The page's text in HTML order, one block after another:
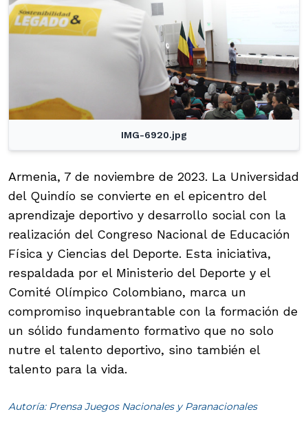
IMG-6920.jpg
Armenia, 7 de noviembre de 2023. La Universidad
del Quindío se convierte en el epicentro del
aprendizaje deportivo y desarrollo social con la
realización del Congreso Nacional de Educación
Física y Ciencias del Deporte. Esta iniciativa,
respaldada por el Ministerio del Deporte y el
Comité Olímpico Colombiano, marca un
compromiso inquebrantable con la formación de
un sólido fundamento formativo que no solo
nutre el talento deportivo, sino también el
talento para la vida.
Autoría: Prensa Juegos Nacionales y Paranacionales